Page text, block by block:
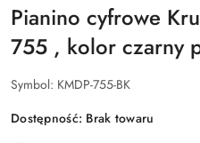
Pianino cyfrowe
755 , kolor czarny
Symbol: KMDP-755-BK
Dostępność: Brak towaru